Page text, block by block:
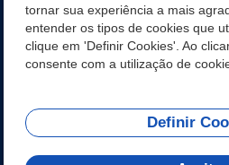
SÃO VICENTE REFORÇA REDE DE
DURANTE O AGOSTO LILÁS COM
CONSCIENTIZAÇÃO E
REDES SOCIAIS
tornar sua experiência a mais
entender os tipos de cookies que
clique em 'Definir Cookies'. Ao
consente com a utilização de
Definir
Olá!
posso